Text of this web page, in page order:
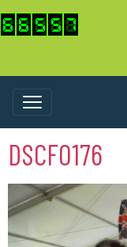
DSCF0176